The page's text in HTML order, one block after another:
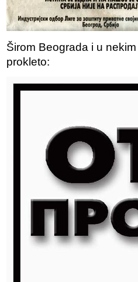
Širom Beograda i u
prokleto: